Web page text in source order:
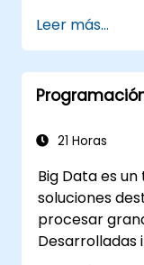
Leer más...
21 Horas
Big Data es
soluciones
procesar
Desarrolladas